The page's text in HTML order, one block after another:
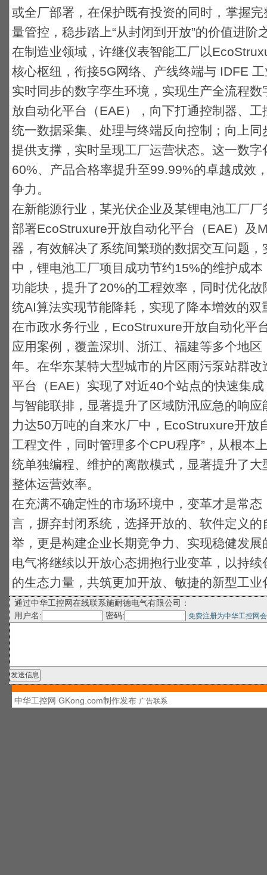
或全厂部署，在保护既有投资的同时， 掌握完
量管控，稳步踏上“从封闭到开放”的价值进阶
在制造业领域，许继仪表智能工厂以
核心枢纽，衔接5G网络、产线终端与 IDFE
实时同步的数字孪生环境，实现生产全流程
放自动化平台（EAE），向下打通控制器、
统一数据采集、处理与终端反向控制；向上
提供支撑，实时呈现工厂运营状态。这一数
60%、产品合格率提升至99.99%的卓越成效
争力。
在新能源行业，某光伏企业及 某锂电池工厂
部署EcoStruxure开放自动化平台（EAE）及
器 ，有效解决了系统间繁琐的数据交互问题
中，锂电池工厂项目成功节约15%的维护成
功能块，提升了20%的工程效率，同时优化
统AI算法实现节能降耗，实现了降本增效的双
在市政水务行业， EcoStruxure开放自动化平
应用案例，覆盖深圳、浙江、福建等多个地
年。在华东某特大型城市的片区雨污泵站群改
平台（EAE） 实现了对近40个站点的快速集
与智能联排，显著提升了区域防汛应急的响
力达50万吨的自来水厂中， EcoStruxure开放
工程文件，同时管理多个CPU程序”，从根本
统单独编程、维护的离散模式，显著提升了
整体运营效率。
在充满不确定性的市场环境中，变革才是常
言，摒弃封闭系统 ，选择开放的、软件定义的
举，更是构建企业长期竞争力、实现稳健发展
电气将继续以开放心态拥抱行业变革，以持
的生态力量，共筑更加开放、敏捷的新型工业
通过中华工控网在线联系施耐德电气有限公司：
用户名:
密码: 免费注册为中华工控网
中华工控网 GKong.com制作发布 广告联系